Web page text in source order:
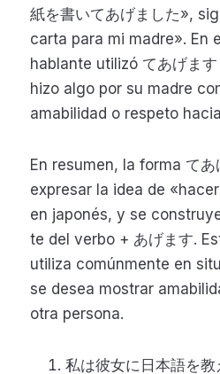
紙を書いてあげました»,
carta para mi madre». En
hablante utilizó てあげま
hizo algo por su madre
amabilidad o respeto
En resumen, la forma て
expresar la idea de
en japonés, y se
te del verbo + あげます.
utiliza comúnmente en
se desea mostrar
otra persona.
私は彼女に日本語を